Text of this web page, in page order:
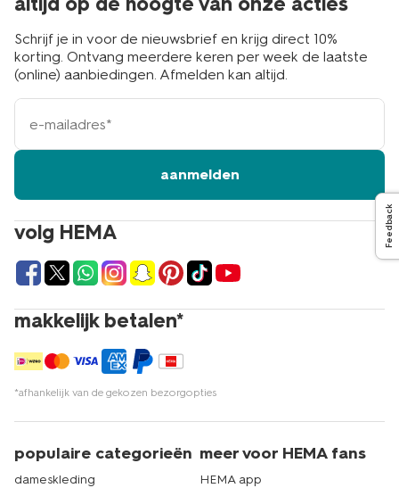
volg HEMA
makkelijk betalen*
*afhankelijk van de gekozen bezorgopties
Schrijf je in voor de nieuwsbrief en krijg direct 10%
korting. Ontvang meerdere keren per week de laatste
(online) aanbiedingen. Afmelden kan altijd.
e-
mailadres
aanmelden
populaire categorieën
dameskleding
meer voor HEMA fans
HEMA app
Feedback